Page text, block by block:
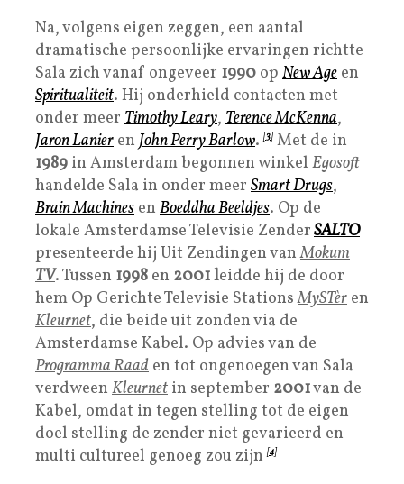
Na, volgens eigen zeggen, een aantal
dramatische persoonlijke ervaringen richtte
Sala zich vanaf ongeveer 1990 op New Age en
Spiritualiteit. Hij onderhield contacten met
onder meer Timothy Leary, Terence McKenna,
Jaron Lanier en John Perry Barlow.[3] Met de in
1989 in Amsterdam begonnen winkel Egosoft
handelde Sala in onder meer Smart Drugs,
Brain Machines en Boeddha Beeldjes. Op de
lokale Amsterdamse Televisie ZenderSALTO
presenteerde hij Uit Zendingen vanMokum
TV. Tussen 1998 en 2001 leidde hij de door
hem Op Gerichte Televisie StationsMySTèr en
Kleurnet, die beide uit zonden via de
Amsterdamse Kabel. Op advies van de
Programma Raad en tot ongenoegen van Sala
verdween Kleurnet in september 2001van de
Kabel, omdat in tegen stelling tot de eigen
doel stelling de zender niet gevarieerd en
multi cultureel genoeg zou zijn[4]